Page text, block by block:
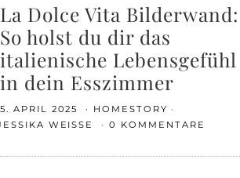
La Dolce Vita Bilderwand:
So holst du dir das
italienische Lebensgefühl
in dein Esszimmer
5. APRIL 2025
HOMESTORY
WEISSE
0 KOMMENTARE